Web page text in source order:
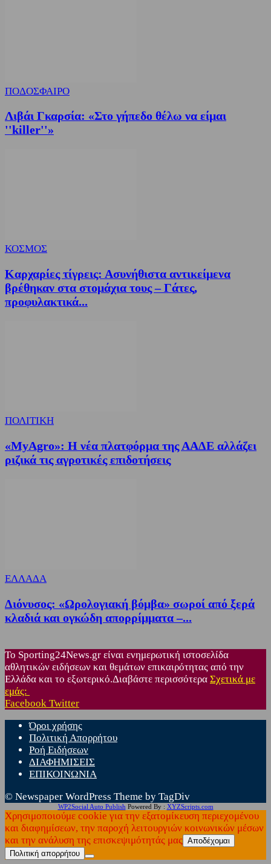
ΠΟΔΟΣΦΑΙΡΟ
Λιβάι Γκαρσία: «Στο γήπεδο θέλω να είμαι
''killer''»
ΚΟΣΜΟΣ
Καρχαρίες τίγρεις: Ασυνήθιστα αντικείμενα
βρέθηκαν στα στομάχια τους – Γάτες,
προφυλακτικά...
ΠΟΛΙΤΙΚΗ
«MyAgro»: Η νέα πλατφόρμα της ΑΑΔΕ αλλάζει
ριζικά τις αγροτικές επιδοτήσεις
ΕΛΛΑΔΑ
Διόνυσος: «Ωρολογιακή βόμβα» σωροί από ξερά
κλαδιά και ογκώδη απορρίμματα –...
Το Sporting24News.gr είναι ενημερωτική ιστοσελίδα
αθλητικών ειδήσεων και θεμάτων επικαιρότητας από την
Ελλάδα και το εξωτερικό.Διαβάστε περισσότερα Σχετικά με
εμάς:
Facebook Twitter
Όροι χρήσης
Πολιτική Απορρήτου
Ροή Ειδήσεων
ΔΙΑΦΗΜΙΣΕΙΣ
ΕΠΙΚΟΙΝΩΝΙΑ
© Newspaper WordPress Theme by TagDiv
WP2Social Auto Publish Powered By : XYZScripts.com
Χρησιμοποιούμε cookie για την εξατομίκευση περιεχομένου
και διαφημίσεων, την παροχή λειτουργιών κοινωνικών μέσων
και την ανάλυση της επισκεψιμότητάς μας Αποδέχομαι
Πολιτική απορρήτου